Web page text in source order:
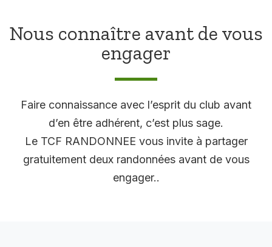
Nous connaître avant de vous
engager
Faire connaissance avec l’esprit du club avant
d’en être adhérent, c’est plus sage.
Le TCF RANDONNEE vous invite à partager
gratuitement deux randonnées avant de vous
engager..